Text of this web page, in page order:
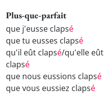
Plus-que-parfait
que j'eusse clapsé
que tu eusses clapsé
qu'il eût clapsé/qu'elle eût
clapsé
que nous eussions clapsé
que vous eussiez clapsé